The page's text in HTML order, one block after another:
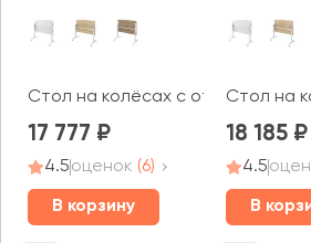
Стол на колёсах с откидной
17 777
4.5оценок (6)
В корзину
Стол на
18 185
4.5
В